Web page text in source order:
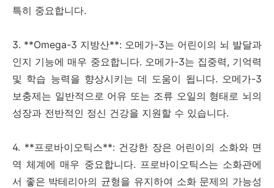
특히 중요합니다.
3. **Omega-3 지방산**: 오메가-3는 어린이의 뇌 발달과
인지 기능에 매우 중요합니다. 오메가-3는 집중력, 기억력
및 학습 능력을 향상시키는 데 도움이 됩니다. 오메가-3
보충제는 일반적으로 어유 또는 조류 오일의 형태로 뇌의
성장과 전반적인 정신 건강을 지원할 수 있습니다.
4. **프로바이오틱스**: 건강한 장은 어린이의 소화와 면
역 체계에 매우 중요합니다. 프로바이오틱스는 소화관에
서 좋은 박테리아의 균형을 유지하여 소화 문제의 가능성